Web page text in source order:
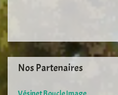
Nos Partenaires